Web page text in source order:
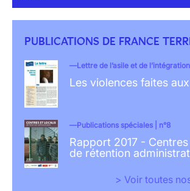
PUBLICATIONS DE FRANCE
Lettre de l’asile et de
Les violences faites
Publications spéciales | n°8
Rapport 2017 -
de rétention
> Voir toutes